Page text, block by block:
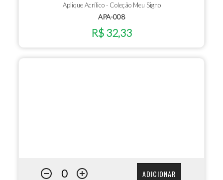
Aplique Acrílico - Coleção Meu Signo
APA-008
R$ 32,33
ADICIONAR